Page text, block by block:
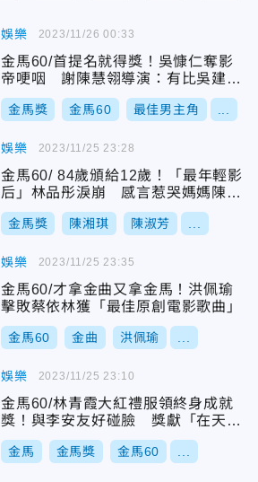
娛樂
金馬60/首提名就得獎！吳慷仁奪影
帝哽咽 謝陳慧翎導演：有比吳建豪
帥吧
金馬獎 金馬60 最佳男主角
2023/11/26 00:33
娛樂
金馬60/ 84歲頒給12歲！「最年輕影
后」林品彤淚崩 感言惹哭媽媽陳意
涵
金馬獎 陳湘琪 陳淑芳
2023/11/25 23:28
娛樂
金馬60/才拿金曲又拿金馬！洪佩瑜
擊敗蔡依林獲「最佳原創電影歌曲」
金馬60 金曲 洪佩瑜
2023/11/25 23:35
娛樂
金馬60/林青霞大紅禮服領終身成就
獎！與李安友好碰臉 獎獻「在天上
的他們」
金馬 金馬獎 金馬60
2023/11/25 23:10